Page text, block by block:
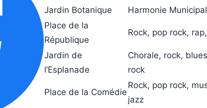
Jardin Botanique
Harmonie
Place de la
République
Rock, pop rock,
Jardin de
l’Esplanade
Chorale, rock,
rock
Place de la Comédie
Rock, pop rock,
jazz